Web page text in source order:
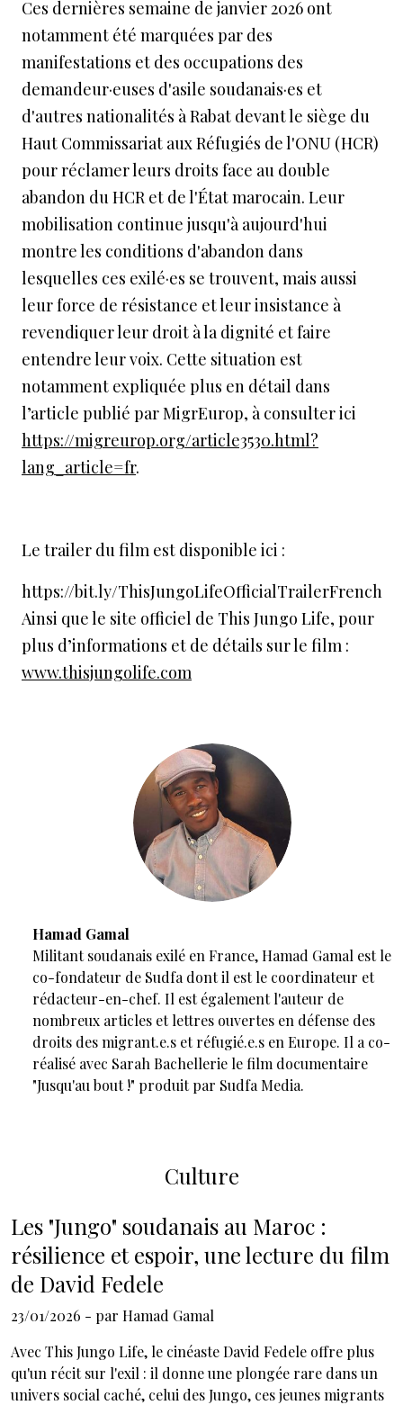
Ces dernières semaine de janvier 2026 ont
notamment été marquées par des
manifestations et des occupations des
demandeur·euses d'asile soudanais·es et
d'autres nationalités à Rabat devant le siège du
Haut Commissariat aux Réfugiés de l'ONU (HCR)
pour réclamer leurs droits face au double
abandon du HCR et de l'État marocain. Leur
mobilisation continue jusqu'à aujourd'hui
montre les conditions d'abandon dans
lesquelles ces exilé·es se trouvent, mais aussi
leur force de résistance et leur insistance à
revendiquer leur droit à la dignité et faire
entendre leur voix. Cette situation est
notamment expliquée plus en détail dans
l’article publié par MigrEurop, à consulter ici
https://migreurop.org/article3530.html?
lang_article=fr.
Le trailer du film est disponible ici :
https://bit.ly/ThisJungoLifeOfficialTrailerFrench
Ainsi que le site officiel de This Jungo Life, pour
plus d’informations et de détails sur le film :
www.thisjungolife.com
Hamad Gamal
Militant soudanais exilé en France, Hamad Gamal est le
co-fondateur de Sudfa dont il est le coordinateur et
rédacteur-en-chef. Il est également l'auteur de
nombreux articles et lettres ouvertes en défense des
droits des migrant.e.s et réfugié.e.s en Europe. Il a co-
réalisé avec Sarah Bachellerie le film documentaire
"Jusqu'au bout !" produit par Sudfa Media.
Culture
Les "Jungo" soudanais au Maroc :
résilience et espoir, une lecture du film
de David Fedele
23/01/2026 - par Hamad Gamal
Avec This Jungo Life, le cinéaste David Fedele offre plus
qu'un récit sur l'exil : il donne une plongée rare dans un
univers social caché, celui des Jungo, ces jeunes migrants